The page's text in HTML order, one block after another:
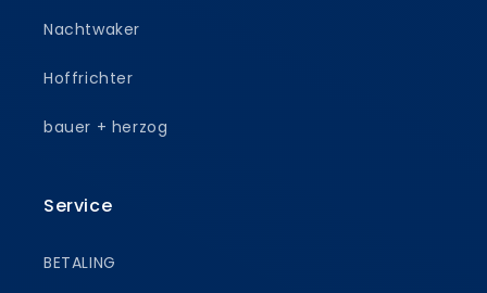
Nachtwaker
Hoffrichter
bauer + herzog
Service
BETALING